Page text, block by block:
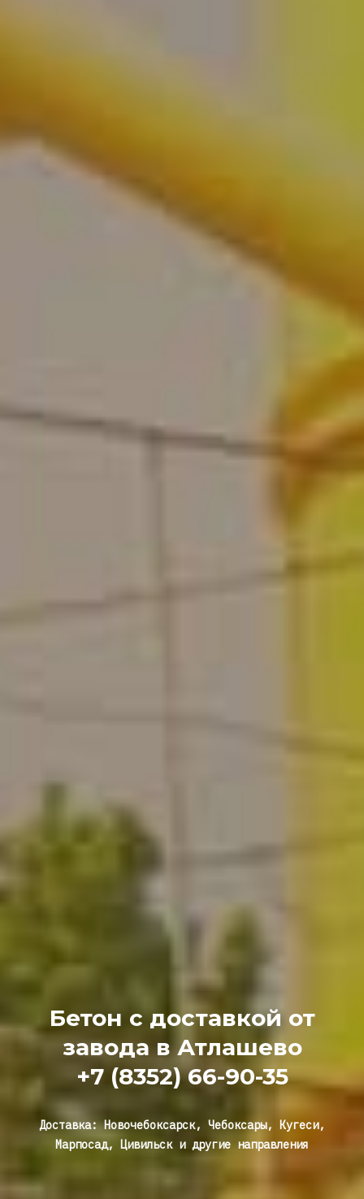
Бетон с доставкой от
завода в Атлашево
+7 (8352) 66-90-35
Доставка: Новочебоксарск, Чебоксары, Кугеси,
Марпосад, Цивильск и другие направления